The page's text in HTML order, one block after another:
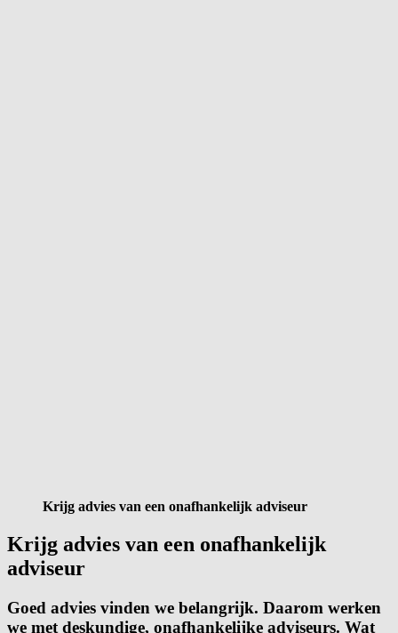
Krijg advies van een onafhankelijk adviseur
Krijg advies van een onafhankelijk
adviseur
Goed advies vinden we belangrijk. Daarom werken
we met deskundige, onafhankelijke adviseurs. Wat